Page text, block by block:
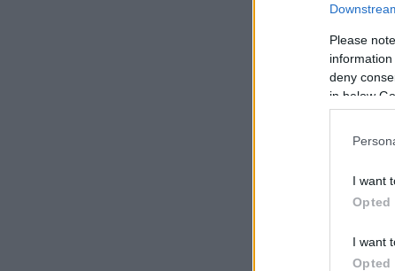
Please
deny
in below
I want
Opted
I want
Opted